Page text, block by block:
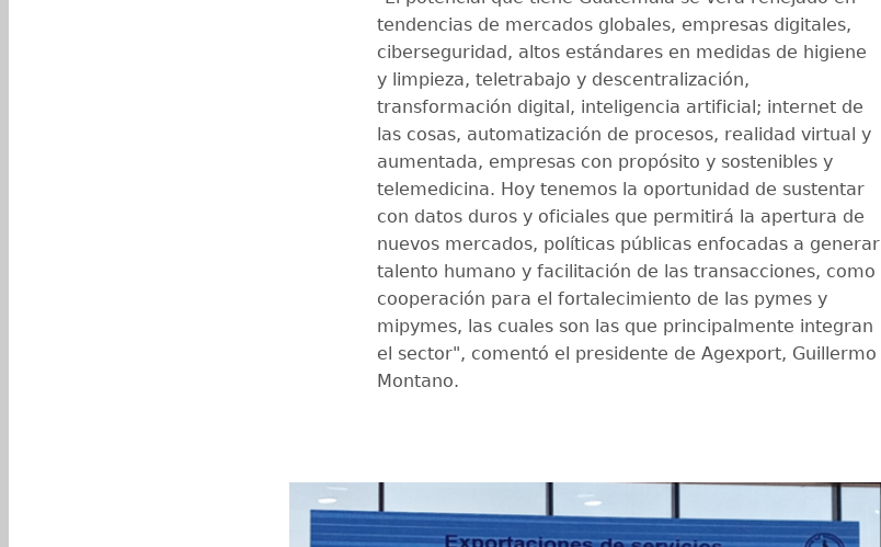
tendencias de mercados globales, empresas digitales,
ciberseguridad, altos estándares en medidas de higiene
y limpieza, teletrabajo y descentralización,
transformación digital, inteligencia artificial; internet de
las cosas, automatización de procesos, realidad virtual y
aumentada, empresas con propósito y sostenibles y
telemedicina. Hoy tenemos la oportunidad de sustentar
con datos duros y oficiales que permitirá la apertura de
nuevos mercados, políticas públicas enfocadas a generar
talento humano y facilitación de las transacciones, como
cooperación para el fortalecimiento de las pymes y
mipymes, las cuales son las que principalmente integran
el sector", comentó el presidente de Agexport, Guillermo
Montano.